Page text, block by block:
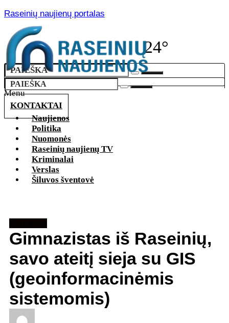
Raseinių naujienų portalas
24°
KONTAKTAI
Menu
Naujienos
Politika
Nuomonės
Raseinių naujienų TV
Kriminalai
Verslas
Šiluvos šventovė
Gimnazistas iš Raseinių,
savo ateitį sieja su GIS
(geoinformacinėmis
sistemomis)